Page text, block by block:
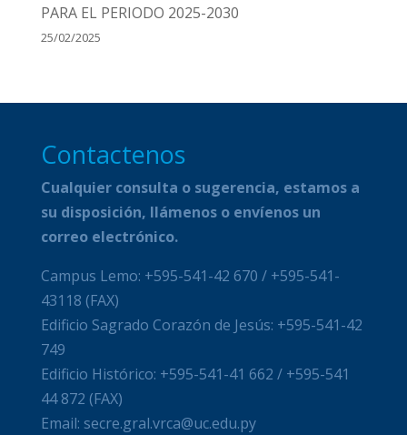
PARA EL PERIODO 2025-2030
25/02/2025
Contactenos
Cualquier consulta o sugerencia, estamos a
su disposición, llámenos o envíenos un
correo electrónico.
Campus Lemo: +595-541-42 670 / +595-541-
43118 (FAX)
Edificio Sagrado Corazón de Jesús: +595-541-42
749
Edificio Histórico: +595-541-41 662 / +595-541
44 872 (FAX)
Email: secre.gral.vrca@uc.edu.py